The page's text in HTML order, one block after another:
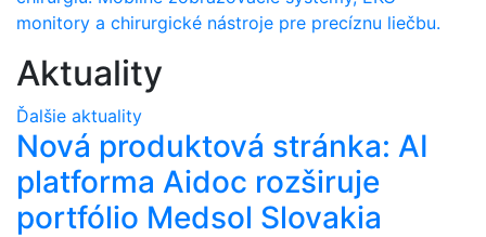
monitory a chirurgické nástroje pre precíznu liečbu.
Aktuality
Ďalšie aktuality
Nová produktová stránka: AI
platforma Aidoc rozširuje
portfólio Medsol Slovakia